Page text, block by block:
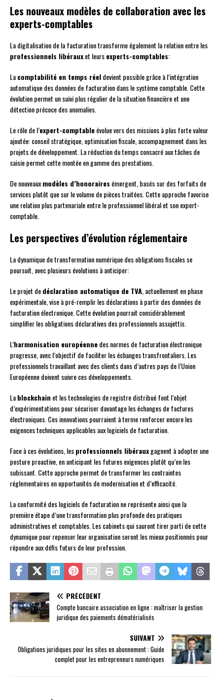
Les nouveaux modèles de collaboration avec les
experts-comptables
La digitalisation de la facturation transforme également la relation entre les
professionnels libérauxet leursexperts-comptables:
Lacomptabilité en temps réeldevient possible grâce à l’intégration
automatique des données de facturation dans le système comptable. Cette
évolution permet un suivi plus régulier de la situation financière et une
détection précoce des anomalies.
Le rôle de l’expert-comptableévolue vers des missions à plus forte valeur
ajoutée: conseil stratégique, optimisation fiscale, accompagnement dans les
projets de développement. La réduction du temps consacré aux tâches de
saisie permet cette montée en gamme des prestations.
De nouveauxmodèles d’honoraires émergent, basés sur des forfaits de
services plutôt que sur le volume de pièces traitées. Cette approche favorise
une relation plus partenariale entre le professionnel libéral et son expert-
comptable.
Les perspectives d’évolution réglementaire
La dynamique de transformation numérique des obligations fiscales se
poursuit, avec plusieurs évolutions à anticiper:
Le projet dedéclaration automatique de TVA , actuellement en phase
expérimentale, vise à pré-remplir les déclarations à partir des données de
facturation électronique. Cette évolution pourrait considérablement
simplifier les obligations déclaratives des professionnels assujettis.
L’harmonisation européennedes normes de facturation électronique
progresse, avec l’objectif de faciliter les échanges transfrontaliers. Les
professionnels travaillant avec des clients dans d’autres pays de l’Union
Européenne doivent suivre ces développements.
Lablockchain et les technologies de registre distribué font l’objet
d’expérimentations pour sécuriser davantage les échanges de factures
électroniques. Ces innovations pourraient à terme renforcer encore les
exigences techniques applicables aux logiciels de facturation.
Face à ces évolutions, lesprofessionnels libérauxgagnent à adopter une
posture proactive, en anticipant les futures exigences plutôt qu’en les
subissant. Cette approche permet de transformer les contraintes
réglementaires en opportunités de modernisation et d’efficacité.
La conformité des logiciels de facturation ne représente ainsi que la
première étape d’une transformation plus profonde des pratiques
administratives et comptables. Les cabinets qui sauront tirer parti de cette
dynamique pour repenser leur organisation seront les mieux positionnés pour
répondre aux défis futurs de leur profession.
PRÉCÉDENT
Compte bancaire association en ligne : maîtriser la gestion
juridique des paiements dématérialisés
SUIVANT
Obligations juridiques pour les sites en abonnement : Guide
complet pour les entrepreneurs numériques